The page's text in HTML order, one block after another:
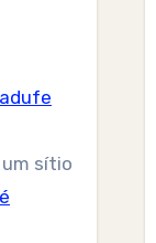
sítio